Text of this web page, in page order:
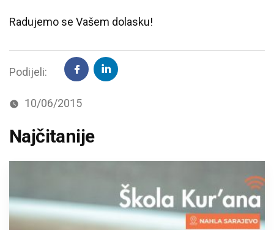
Radujemo se Vašem dolasku!
Podijeli:
10/06/2015
Najčitanije